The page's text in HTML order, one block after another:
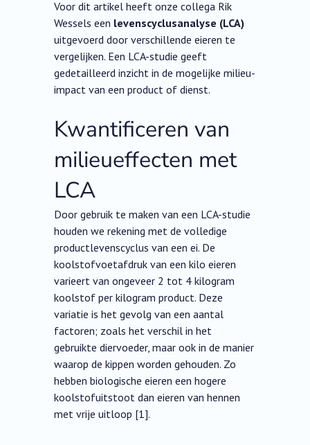
Voor dit artikel heeft onze collega Rik
Wessels een levenscyclusanalyse (LCA)
uitgevoerd door verschillende eieren te
vergelijken. Een LCA-studie geeft
gedetailleerd inzicht in de mogelijke milieu-
impact van een product of dienst.
Kwantificeren van
milieueffecten met
LCA
Door gebruik te maken van een LCA-studie
houden we rekening met de volledige
productlevenscyclus van een ei. De
koolstofvoetafdruk van een kilo eieren
varieert van ongeveer 2 tot 4 kilogram
koolstof per kilogram product. Deze
variatie is het gevolg van een aantal
factoren; zoals het verschil in het
gebruikte diervoeder, maar ook in de manier
waarop de kippen worden gehouden. Zo
hebben biologische eieren een hogere
koolstofuitstoot dan eieren van hennen
met vrije uitloop [1].